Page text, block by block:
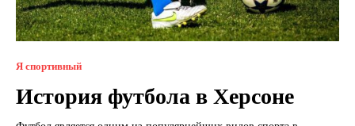
Я спортивный
История футбола в Херсоне